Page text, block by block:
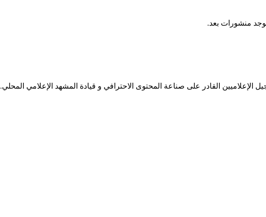
توجد منشورات بعد.
القادر على صناعة المحتوى الاحترافي و قيادة المشهد الإعلامي المحلي.